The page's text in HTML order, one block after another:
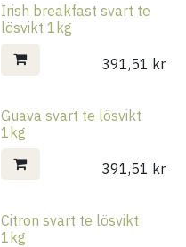
Irish breakfast svart te
lösvikt 1kg
391,51 kr
Guava svart te lösvikt
1kg
391,51 kr
Citron svart te lösvikt
1kg